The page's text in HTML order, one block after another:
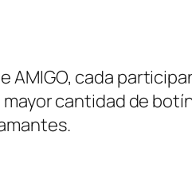
AMIGO, cada
cantidad de